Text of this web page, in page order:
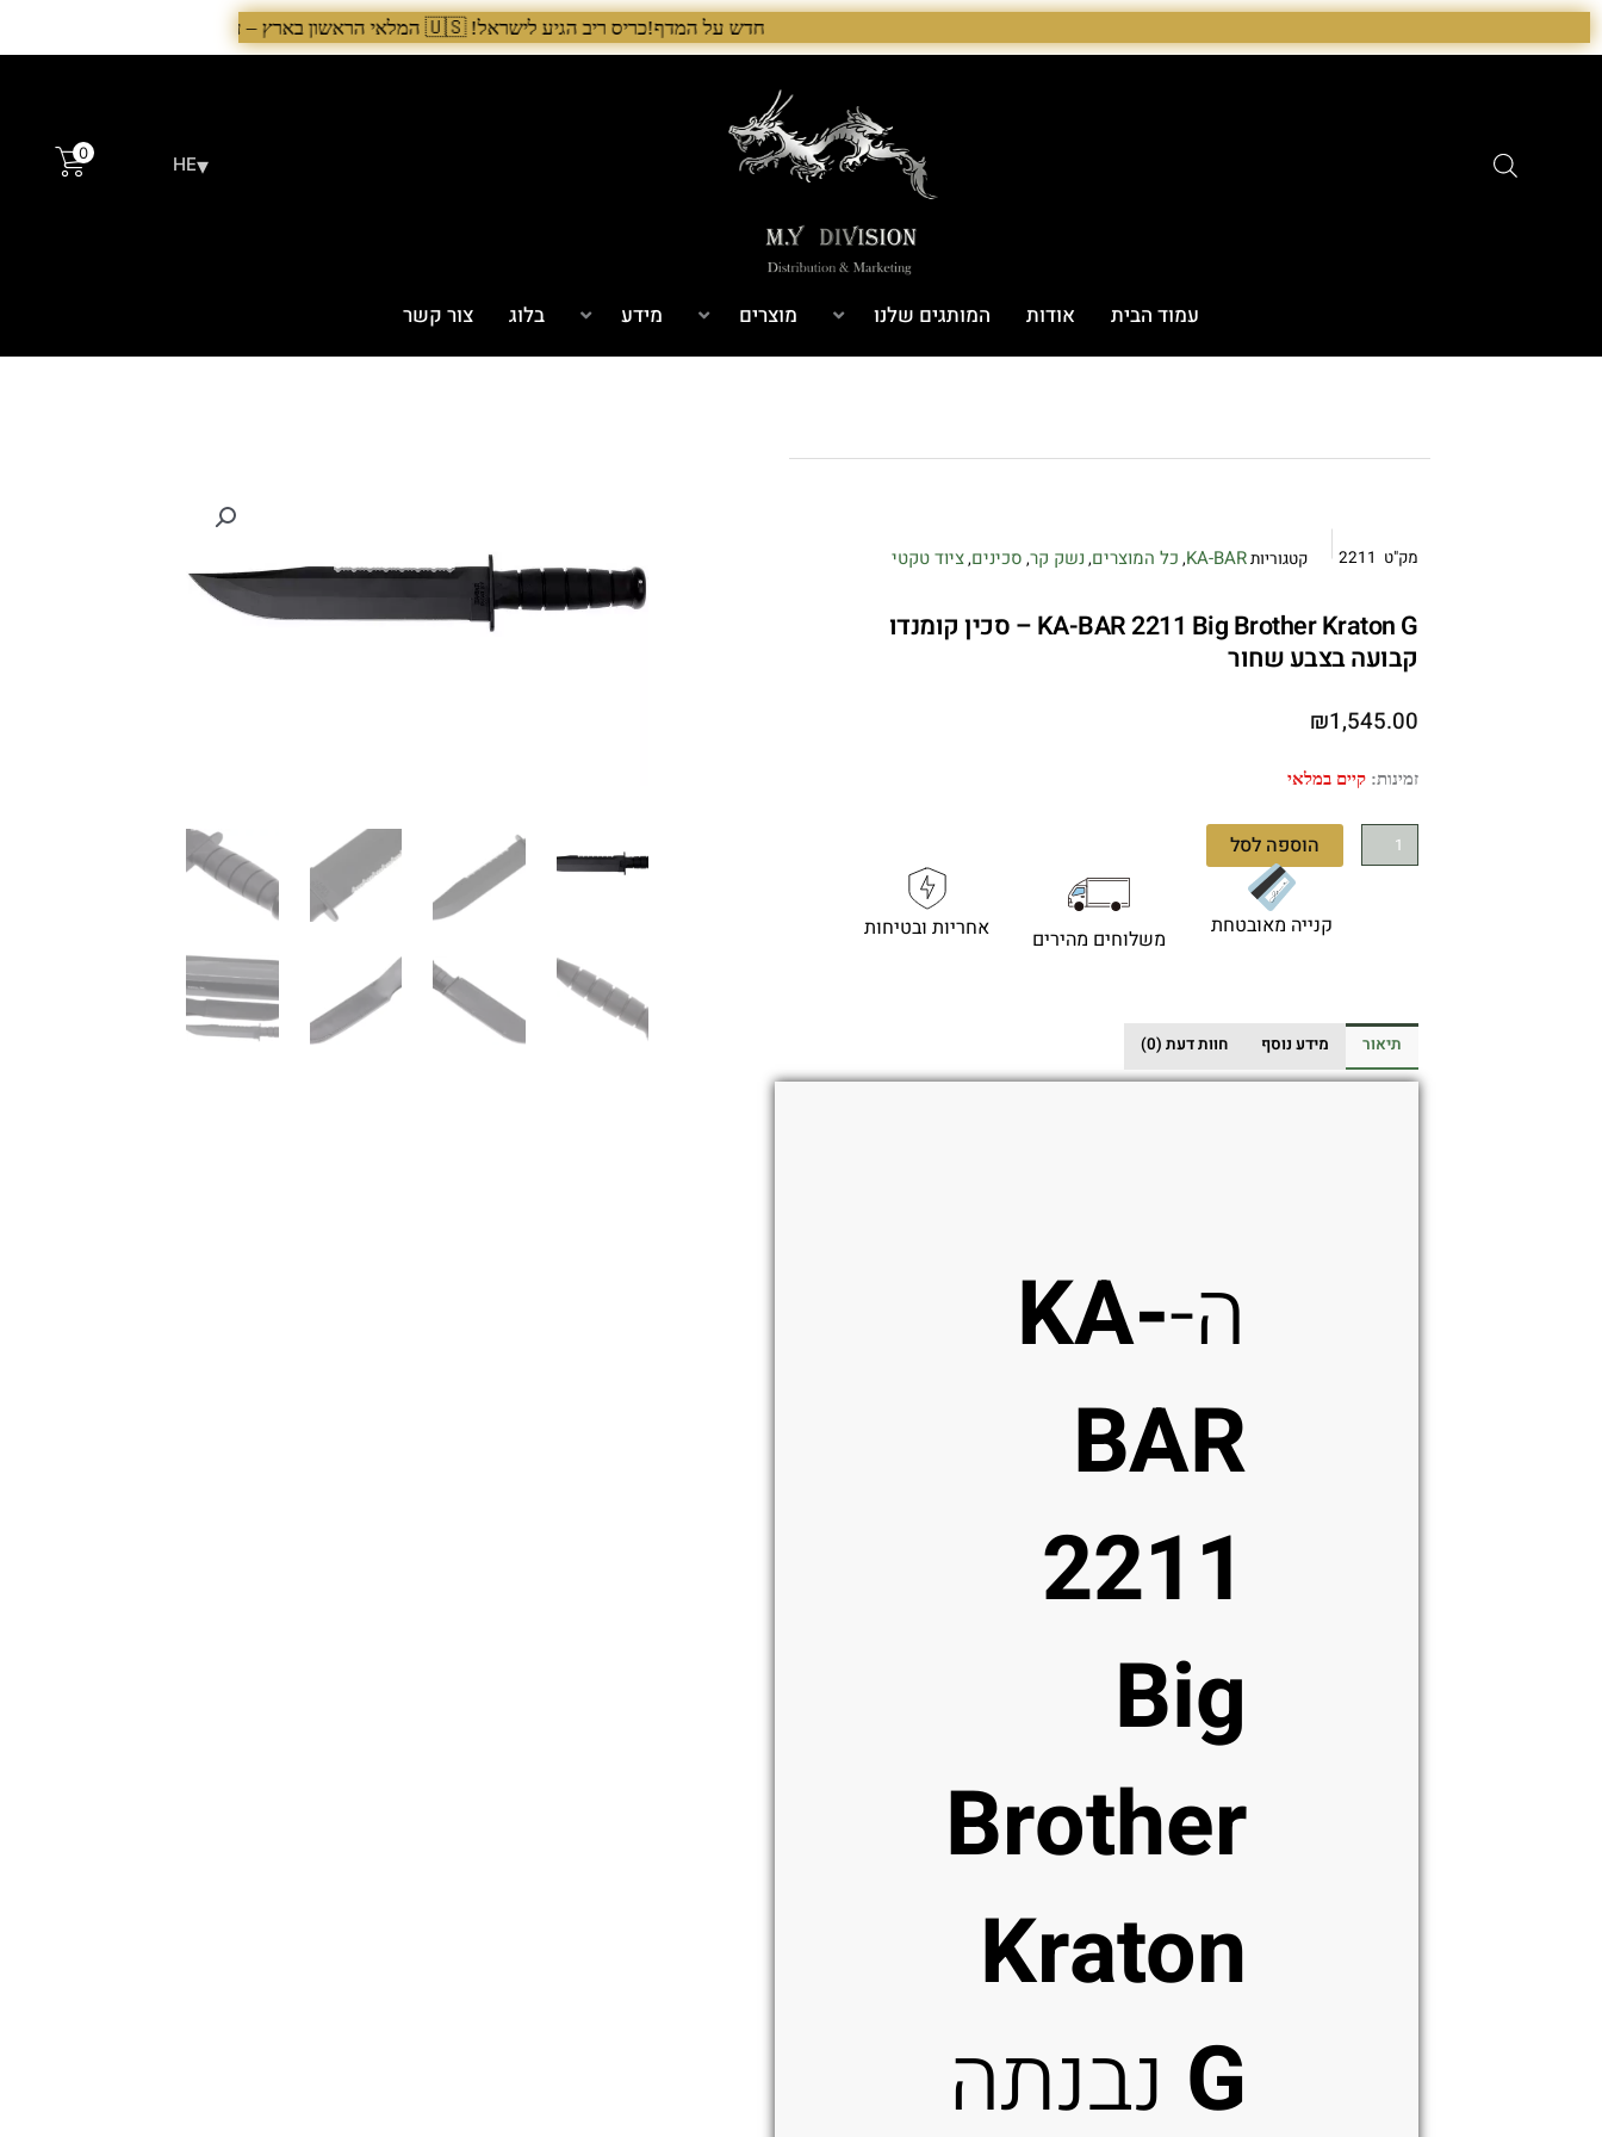
דילוג
לתוכן
חדש על המדף!כריס ריב הגיע לישראל! 🇺🇸 המלאי הראשון בארץ – עכשיו אצל היבואן הבלעדי לרגל ההשקה, 5% הנחה על כל מוצרי Chris Reeve לזמן מוגבל. בנוסף, הגיע גם מלאי חדש של Benchmade ו־Microtech. לרכישה עכשיו›. >
HE▾
0
עמוד הבית אודות המותגים שלנו מוצרים מידע בלוג צור קשר
מק"ט 2211 קטגוריותKA-BAR
, כל המוצרים, נשק קר, סכינים,ציוד טקטי
KA-BAR 2211 Big Brother Kraton G – סכין קומנדו
קבועה בצבע שחור
₪1,545.00
זמינות: קיים במלאי
כמות
BAR
-
סכין
קומנדו
הוספה לסל
קנייה מאובטחת משלוחים מהירים אחריות ובטיחות
תיאור מידע נוסף חוות דעת (0)
ה-KA-
BAR
2211
Big
Brother
Kraton
G נבנתה